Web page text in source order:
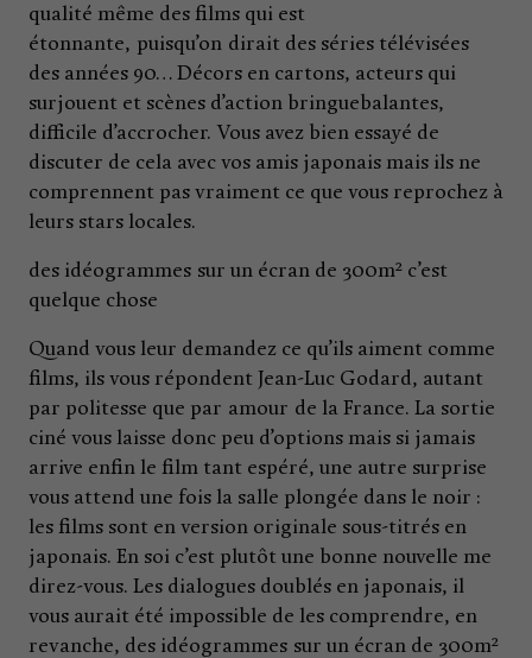
qualité même des films qui est
étonnante, puisqu’on dirait des séries télévisées
des années 90… Décors en cartons, acteurs qui
surjouent et scènes d’action bringuebalantes,
difficile d’accrocher. Vous avez bien essayé de
discuter de cela avec vos amis japonais mais ils ne
comprennent pas vraiment ce que vous reprochez à
leurs stars locales.
des idéogrammes sur un écran de 300m² c’est
quelque chose
Quand vous leur demandez ce qu’ils aiment comme
films, ils vous répondent Jean-Luc Godard, autant
par politesse que par amour de la France. La sortie
ciné vous laisse donc peu d’options mais si jamais
arrive enfin le film tant espéré, une autre surprise
vous attend une fois la salle plongée dans le noir :
les films sont en version originale sous-titrés en
japonais. En soi c’est plutôt une bonne nouvelle me
direz-vous. Les dialogues doublés en japonais, il
vous aurait été impossible de les comprendre, en
revanche, des idéogrammes sur un écran de 300m²